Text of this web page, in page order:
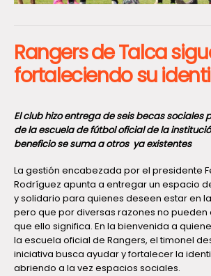
Rangers de Talca
fortaleciendo su
El club hizo entrega de seis becas sociales
de la escuela de fútbol oficial de la
beneficio se suma a otros ya existentes
La gestión encabezada por el presidente
Rodríguez apunta a entregar un espacio
y solidario para quienes deseen estar en
pero que por diversas razones no pueden
que ello significa. En la bienvenida a
la escuela oficial de Rangers, el timonel
iniciativa busca ayudar y fortalecer la
abriendo a la vez espacios sociales.